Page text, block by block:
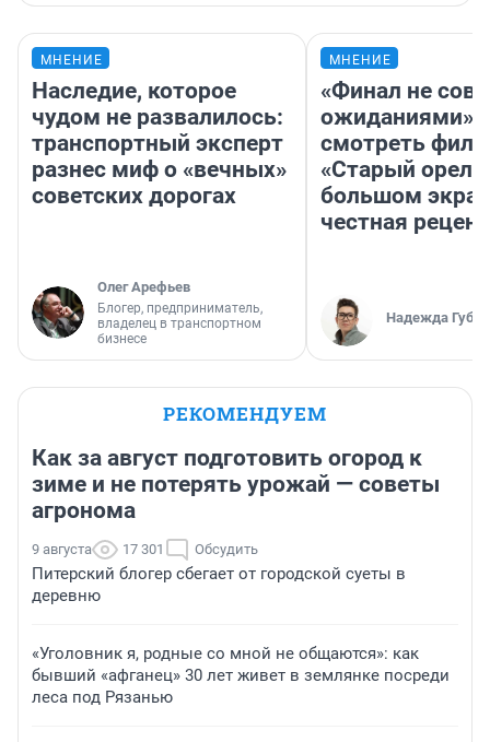
МНЕНИЕ
Наследие, которое
чудом не развалилось:
транспортный эксперт
разнес миф о «вечных»
советских дорогах
Олег Арефьев
Блогер, предприниматель,
владелец в транспортном
бизнесе
МНЕНИЕ
«Финал не
ожиданиями»:
смотреть
«Старый орел»
большом
честная
Надежда
РЕКОМЕНДУЕМ
Как за август подготовить огород к
зиме и не потерять урожай — советы
агронома
9 августа 17 301 Обсудить
Питерский блогер сбегает от городской суеты в
деревню
«Уголовник я, родные со мной не общаются»: как
бывший «афганец» 30 лет живет в землянке посреди
леса под Рязанью